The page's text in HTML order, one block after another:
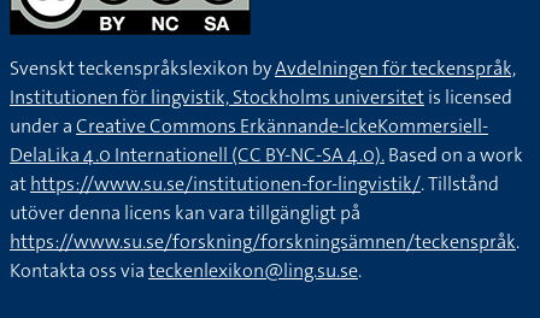
Svenskt teckenspråkslexikon byAvdelningen för teckenspråk,
Institutionen för lingvistik, Stockholms universitetis licensed
under aCreative Commons Erkännande-IckeKommersiell-
DelaLika 4.0 Internationell (CC BY-NC-SA 4.0).Based on a work
athttps://www.su.se/institutionen-for-lingvistik/. Tillstånd
utöver denna licens kan vara tillgängligt på
https://www.su.se/forskning/forskningsämnen/teckenspråk.
Kontakta oss viateckenlexikon@ling.su.se.